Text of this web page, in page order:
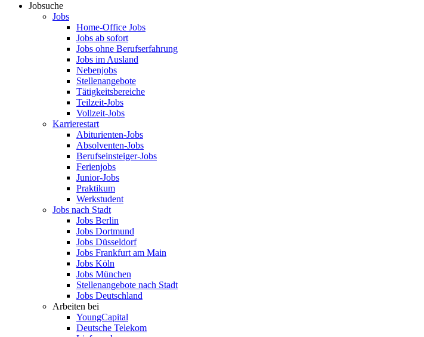
Jobsuche
Jobs
Home-Office Jobs
Jobs ab sofort
Jobs ohne Berufserfahrung
Jobs im Ausland
Nebenjobs
Stellenangebote
Tätigkeitsbereiche
Teilzeit-Jobs
Vollzeit-Jobs
Karrierestart
Abiturienten-Jobs
Absolventen-Jobs
Berufseinsteiger-Jobs
Ferienjobs
Junior-Jobs
Praktikum
Werkstudent
Jobs nach Stadt
Jobs Berlin
Jobs Dortmund
Jobs Düsseldorf
Jobs Frankfurt am Main
Jobs Köln
Jobs München
Stellenangebote nach Stadt
Jobs Deutschland
Arbeiten bei
YoungCapital
Deutsche Telekom